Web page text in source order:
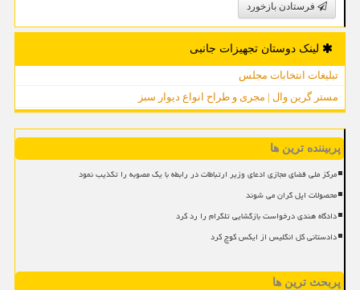
فرستادن بازخورد
لینک دوستان تجهیزات جانبی
تبلیغات انتخابات مجلس
مستر گرین وال | مجری و طراح انواع دیوار سبز
پربیننده ترین ها
مرکز ملی فضای مجازی ادعای وزیر ارتباطات در رابطه با یک مصوبه را تکذیب نمود
محصولات اپل گران می شوند
دادگاه هندی درخواست بازگشایی تلگرام را رد کرد
دادستانی کل انگلیس از ایکس کوچ کرد
پربحث ترین ها